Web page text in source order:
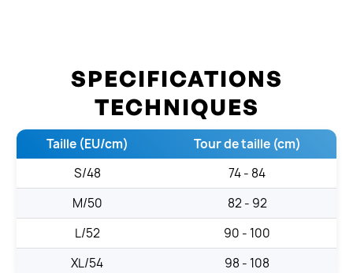
SPECIFICATIONS
TECHNIQUES
Taille (EU/cm)
Tour de taille (cm)
S/48
74 - 84
M/50
82 - 92
L/52
90 - 100
XL/54
98 - 108